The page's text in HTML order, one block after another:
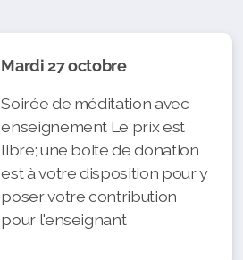
Mardi 27 octobre
Soirée de méditation avec
enseignement Le prix est
libre; une boite de donation
est à votre disposition pour y
poser votre contribution
pour l'enseignant